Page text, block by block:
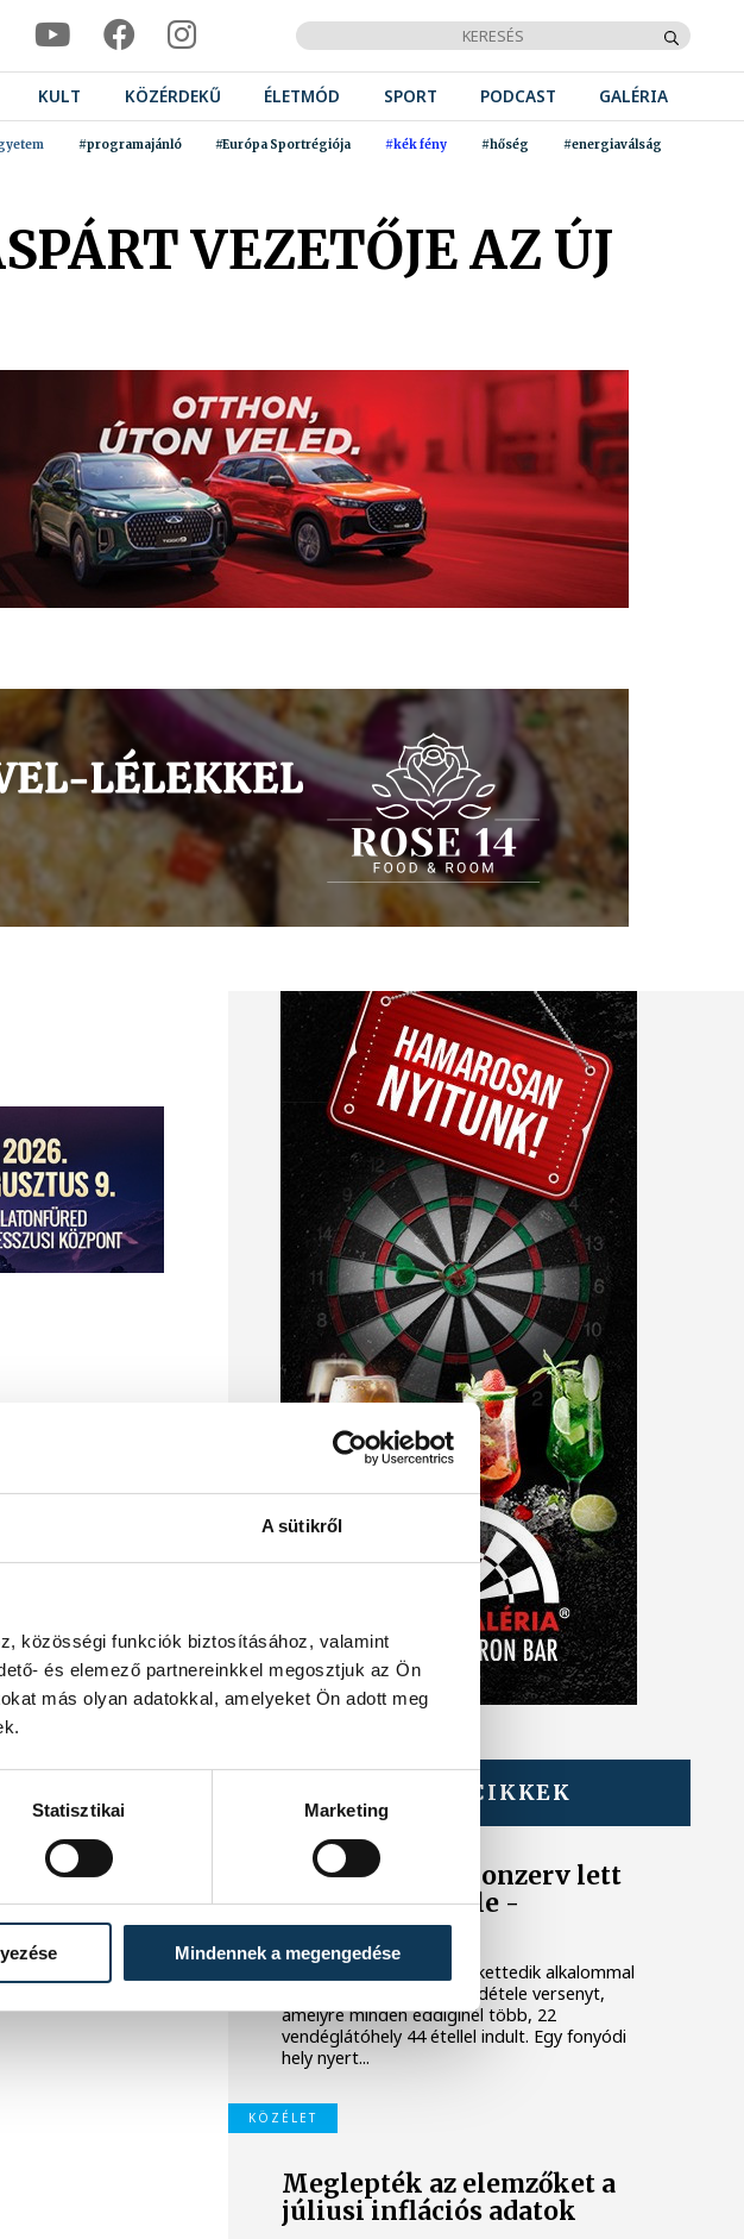
A sütikről
közösségi funkciók biztosításához, valamint
és elemező partnereinkkel megosztjuk az Ön
más olyan adatokkal, amelyeket Ön adott meg
Statisztikai Marketing
Mindennek a megengedése
KULT KÖZÉRDEKŰ ÉLETMÓD SPORT PODCAST GALÉRIA
#programajánló #Európa Sportrégiója #kék fény #hőség #energiaválság
VEZETŐJE AZ ÚJ
TOVÁBBI CIKKEK
BALATON
Egy furcsa halkonzerv lett
az Év Strandétele -
mutatjuk!
A Balatoni Kör idén tizenkettedik alkalommal
hirdette meg az év strandétele versenyt,
amelyre minden eddiginél több, 22
vendéglátóhely 44 étellel indult. Egy fonyódi
hely nyert...
KÖZÉLET
Meglepték az elemzőket a
júliusi inflációs adatok